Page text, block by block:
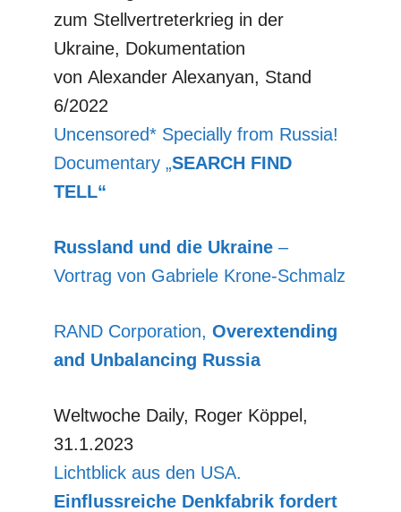
zum Stellvertreterkrieg in der
Ukraine, Dokumentation
von Alexander Alexanyan, Stand
6/2022
Uncensored* Specially from Russia!
Documentary „SEARCH FIND
TELL“
Russland und die Ukraine –
Vortrag von Gabriele Krone-Schmalz
RAND Corporation, Overextending
and Unbalancing Russia
Weltwoche Daily, Roger Köppel,
31.1.2023
Lichtblick aus den USA.
Einflussreiche Denkfabrik fordert